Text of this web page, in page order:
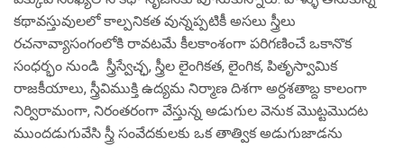
కథావస్తువులలో కాల్పనికత వున్నప్పటికీ అసలు స్త్రీలు
రచనావ్యాసంగంలోకి రావటమే కీలకాంశంగా పరిగణించే ఒకానొక
సంధర్భం నుండి స్త్రీస్వేచ్ఛ, స్త్రీల లైంగికత, లైంగిక, పితృస్వామిక
రాజకీయాలు, స్త్రీవిముక్తి ఉద్యమ నిర్మాణ దిశగా అర్దశతాబ్ద కాలంగా
నిర్విరామంగా, నిరంతరంగా వేస్తున్న అడుగుల వెనుక మొట్టమొదట
ముందడుగువేసి స్త్రీ సంవేదకులకు ఒక తాత్విక అడుగుజాడను